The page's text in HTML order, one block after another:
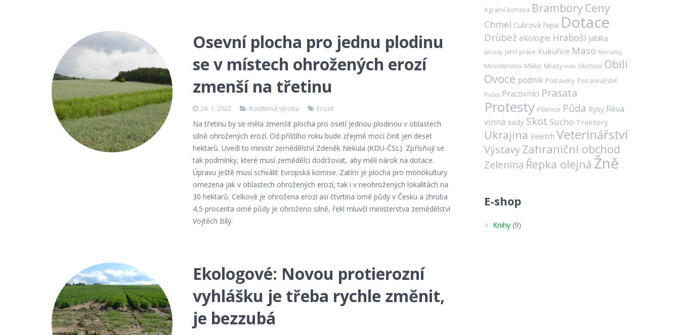
Osevní plocha pro jednu plodinu
se v místech ohrožených erozí
zmenší na třetinu
24. 1. 2022 Rostlinná výroba Eroze
Na třetinu by se měla zmenšit plocha pro osetí jednou plodinou v oblastech
silně ohrožených erozí. Od příštího roku bude zřejmě moci činit jen deset
hektarů. Uvedl to ministr zemědělství Zdeněk Nekula (KDU-ČSL). Zpřísňují se
tak podmínky, které musí zemědělci dodržovat, aby měli nárok na dotace.
Úpravu ještě musí schválit Evropská komise. Zatím je plocha pro monokultury
omezena jak v oblastech ohrožených erozí, tak i v neohrožených lokalitách na
30 hektarů. Celkově je ohrožena erozí asi čtvrtina orné půdy v Česku a zhruba
4,5 procenta orné půdy je ohroženo silně, řekl mluvčí ministerstva zemědělství
Vojtěch Bílý.
Ekologové: Novou protierozní
vyhlášku je třeba rychle změnit,
je bezzubá
Agrární komora Brambory Ceny
Chmel Cukrová řepa Dotace
Drůbež ekologie Hraboši Jablka
Jahody Jarní práce Kukuřice Maso Meruňky
Ministerstvo Mléko Mrazy mák Obchod Obilí
Ovoce podnik Potraviny Potravinářství
Počasí Pracovníci Prasata
Protesty Pšenice Půda Ryby Réva
vinná sady Skot Sucho Traktory
Ukrajina Veletrh Veterinářství
VýstavyZahraniční obchod
Zelenina Řepka olejná Žně
E-shop
Knihy (9)